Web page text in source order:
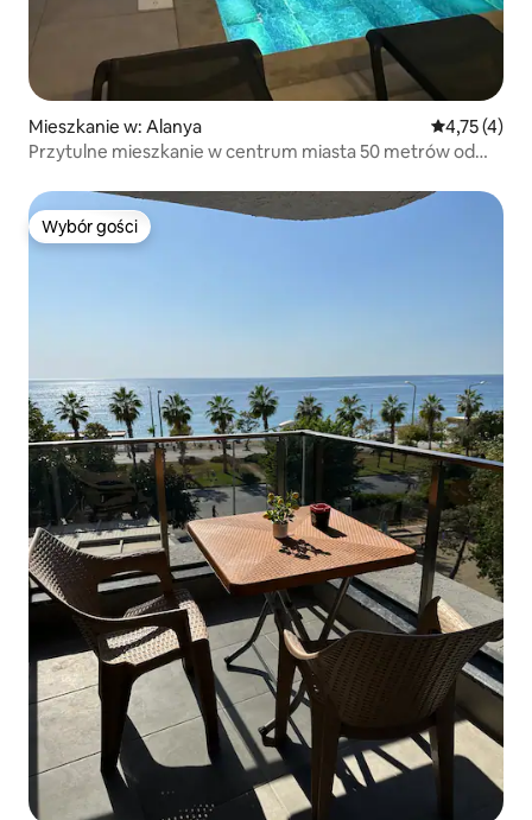
Mieszkanie w: Alanya Średnia
4,75 (4)
Przytulne mieszkanie w centrum miasta 50 metrów od
Wybór gości
Wybór gości